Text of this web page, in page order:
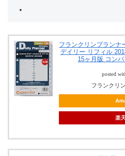
・
フランクリンプランナ
デイリー リフィル
15ヶ月版 コン
posted
フランクリ
楽